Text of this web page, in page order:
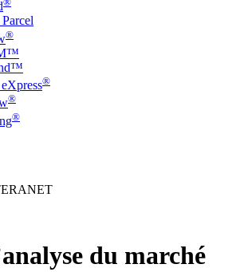
®
®
®
®
du marché